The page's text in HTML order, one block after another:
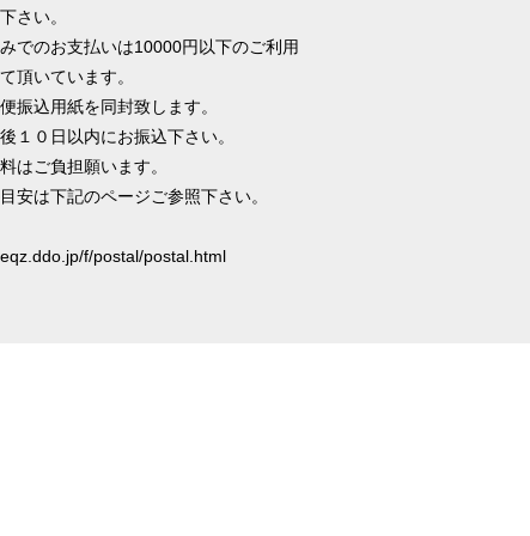
さい。
でのお支払いは10000円以下のご利用
頂いています。
振込用紙を同封致します。
１０日以内にお振込下さい。
はご負担願います。
安は下記のページご参照下さい。
f/postal/postal.html